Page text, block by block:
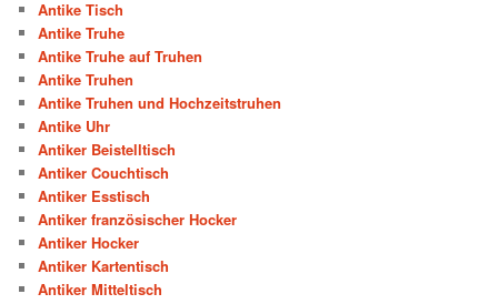
Antike Tisch
Antike Truhe
Antike Truhe auf Truhen
Antike Truhen
Antike Truhen und Hochzeitstruhen
Antike Uhr
Antiker Beistelltisch
Antiker Couchtisch
Antiker Esstisch
Antiker französischer Hocker
Antiker Hocker
Antiker Kartentisch
Antiker Mitteltisch